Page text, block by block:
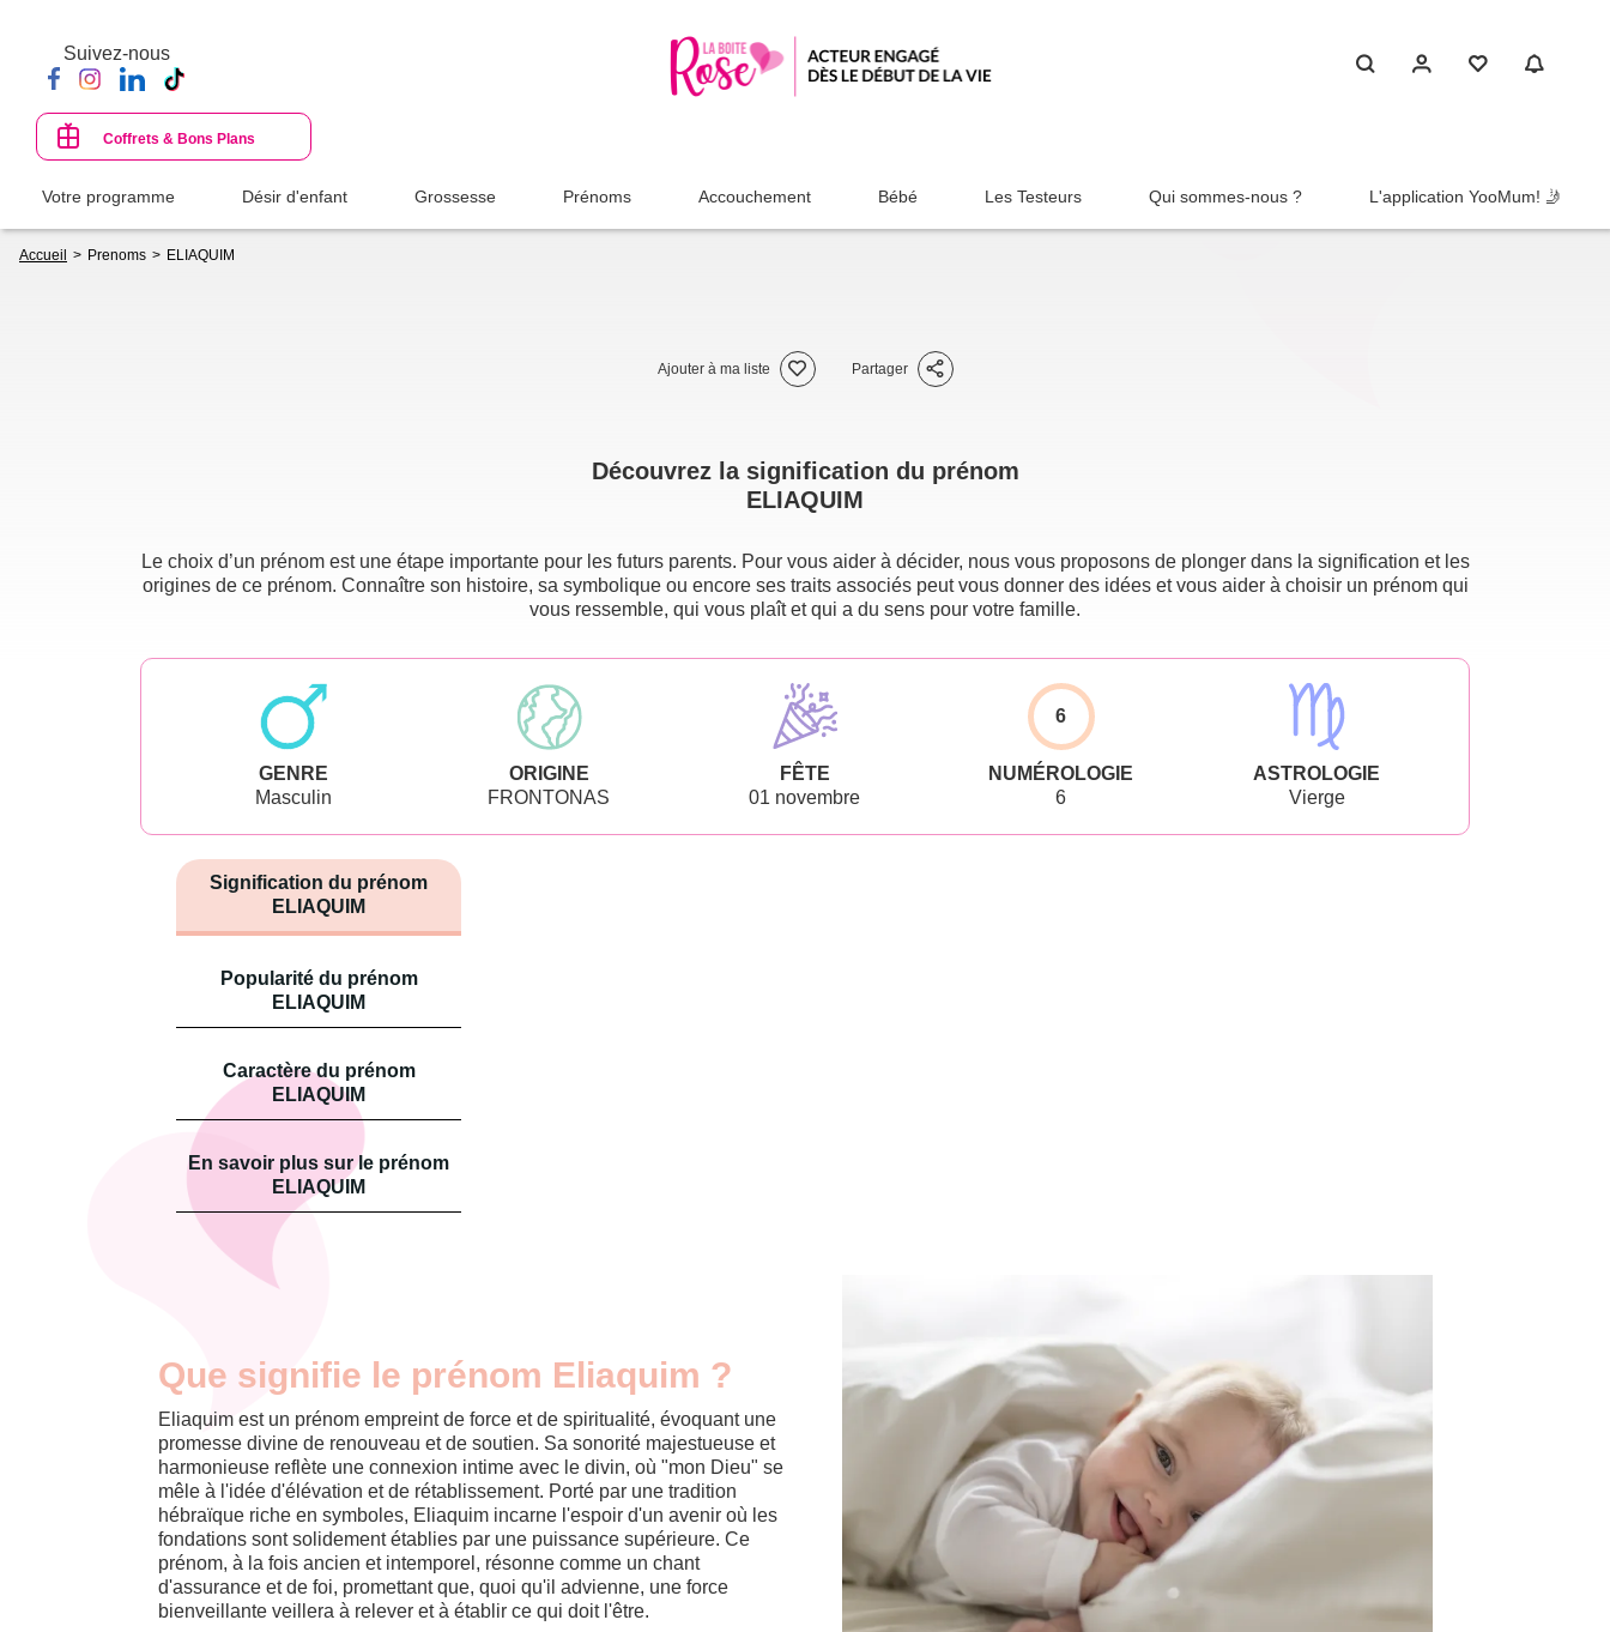
contenu
principal
Suivez-nous
Coffrets & Bons Plans
Votre programme Désir d'enfant Grossesse Prénoms Accouchement Bébé Les Testeurs Qui sommes-nous ? L'application YooMum! 🤳
d'Ariane
Accueil Prenoms ELIAQUIM
Ajouter à ma liste Partager
Découvrez la signification du prénom
ELIAQUIM
Le choix d’un prénom est une étape importante pour les futurs parents. Pour vous aider à décider, nous vous proposons de plonger dans la signification et les
origines de ce prénom. Connaître son histoire, sa symbolique ou encore ses traits associés peut vous donner des idées et vous aider à choisir un prénom qui
vous ressemble, qui vous plaît et qui a du sens pour votre famille.
GENRE
Masculin
ORIGINE
FRONTONAS
FÊTE
01 novembre
6
NUMÉROLOGIE
6
ASTROLOGIE
Vierge
Signification du prénom
ELIAQUIM
Popularité du prénom
ELIAQUIM
Caractère du prénom
ELIAQUIM
En savoir plus sur le prénom
ELIAQUIM
Que signifie le prénom Eliaquim ?
Eliaquim est un prénom empreint de force et de spiritualité, évoquant une
promesse divine de renouveau et de soutien. Sa sonorité majestueuse et
harmonieuse reflète une connexion intime avec le divin, où "mon Dieu" se
mêle à l'idée d'élévation et de rétablissement. Porté par une tradition
hébraïque riche en symboles, Eliaquim incarne l'espoir d'un avenir où les
fondations sont solidement établies par une puissance supérieure. Ce
prénom, à la fois ancien et intemporel, résonne comme un chant
d'assurance et de foi, promettant que, quoi qu'il advienne, une force
bienveillante veillera à relever et à établir ce qui doit l'être.